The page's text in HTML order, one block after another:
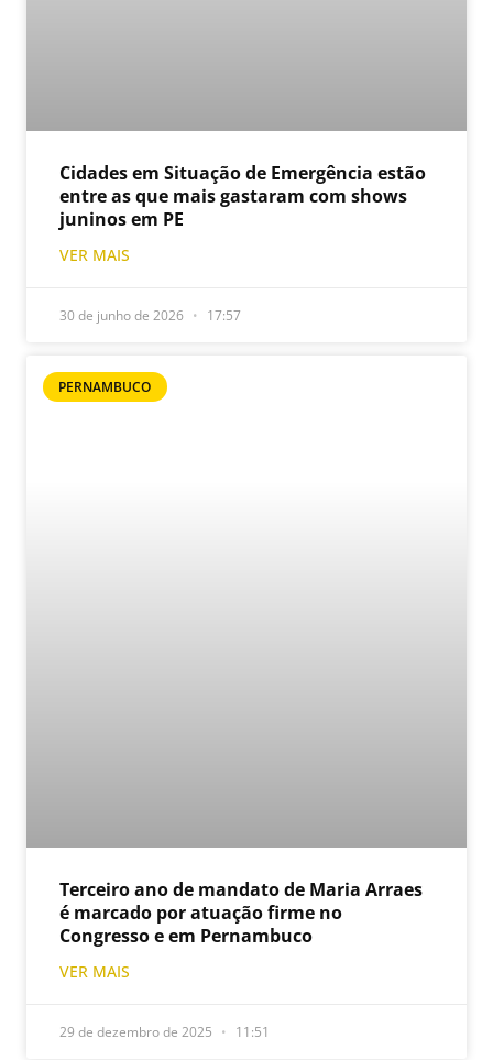
Cidades em Situação de Emergência estão
entre as que mais gastaram com shows
juninos em PE
VER MAIS
30 de junho de 2026 17:57
PERNAMBUCO
Terceiro ano de mandato de Maria Arraes
é marcado por atuação firme no
Congresso e em Pernambuco
VER MAIS
29 de dezembro de 2025 11:51